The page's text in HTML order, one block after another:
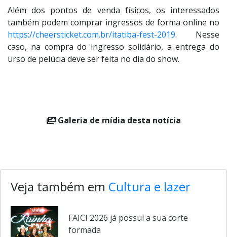
Além dos pontos de venda físicos, os interessados
também podem comprar ingressos de forma online no
https://cheersticket.com.br/itatiba-fest-2019. Nesse
caso, na compra do ingresso solidário, a entrega do
urso de pelúcia deve ser feita no dia do show.
Galeria de mídia desta notícia
Veja também em Cultura e lazer
FAICI 2026 já possui a sua corte
formada